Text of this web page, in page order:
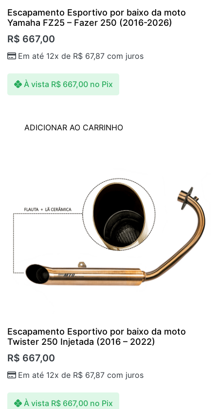
Escapamento Esportivo por baixo da moto
Yamaha FZ25 – Fazer 250 (2016-2026)
R$ 667,00
Em até 12x de R$ 67,87 com juros
À vista R$667,00 no Pix
ADICIONAR AO CARRINHO
Escapamento Esportivo por baixo da moto
Twister 250 Injetada (2016 – 2022)
R$ 667,00
Em até 12x de R$ 67,87 com juros
À vista R$667,00 no Pix